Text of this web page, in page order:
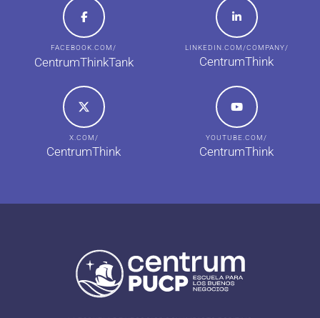
FACEBOOK.COM/
CentrumThinkTank
LINKEDIN.COM/COMPANY/
CentrumThink
X.COM/
CentrumThink
YOUTUBE.COM/
CentrumThink